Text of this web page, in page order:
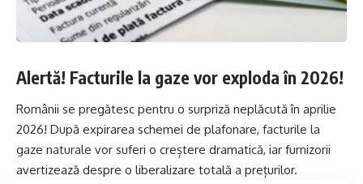
Alertă! Facturile la gaze vor exploda în 2026!
Românii se pregătesc pentru o surpriză neplăcută în aprilie
2026! După expirarea schemei de plafonare, facturile la
gaze naturale vor suferi o creștere dramatică, iar furnizorii
avertizează despre o liberalizare totală a prețurilor.